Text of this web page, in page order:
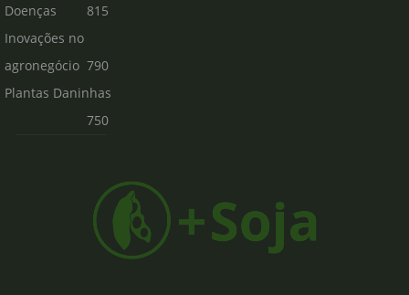
Doenças
815
Inovações no
agronegócio 790
Plantas Daninhas
750